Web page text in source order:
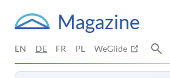
Magazine
EN DE FR PL WeGlide